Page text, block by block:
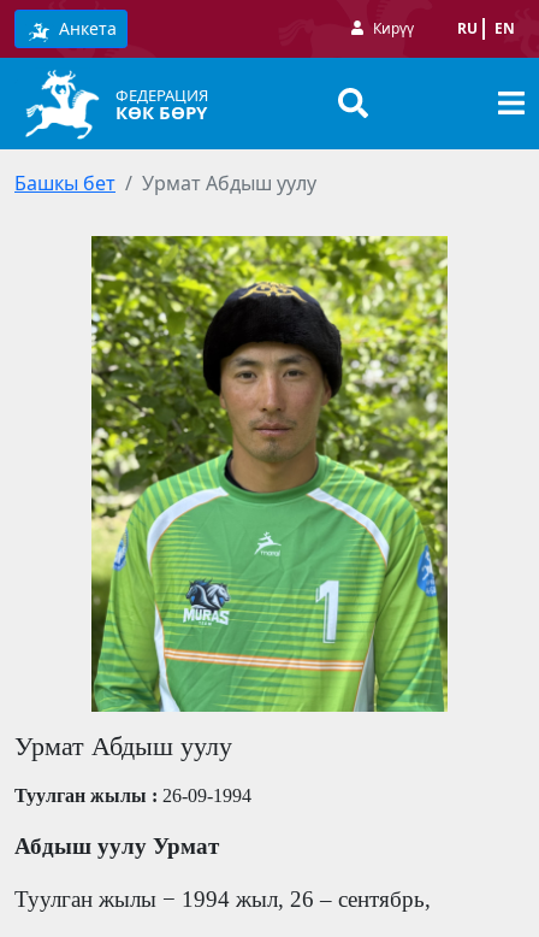
Анкета Кирүү RU EN
ФЕДЕРАЦИЯ
КӨК БӨРҮ
Башкы бет Урмат Абдыш уулу
Урмат Абдыш уулу
Туулган жылы : 26-09-1994
Абдыш уулу Урмат
Туулган жылы − 1994 жыл, 26 – сентябрь,